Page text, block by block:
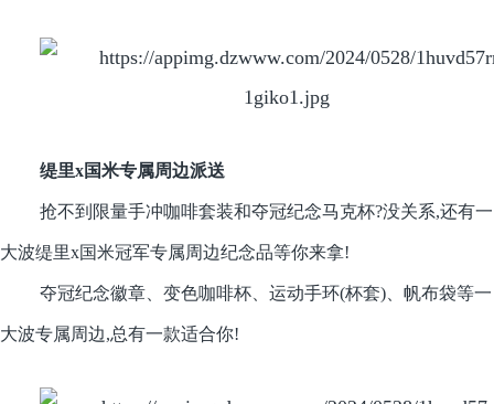
缇里x国米专属周边派送
抢不到限量手冲咖啡套装和夺冠纪念马克杯?没关系,还有一
大波缇里x国米冠军专属周边纪念品等你来拿!
夺冠纪念徽章、变色咖啡杯、运动手环(杯套)、帆布袋等一
大波专属周边,总有一款适合你!